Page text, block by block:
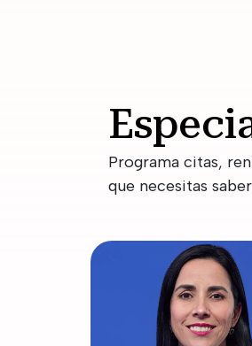
Programa citas,
que necesitas